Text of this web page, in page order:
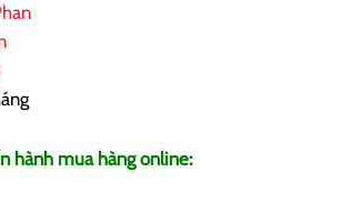
hành mua hàng online: